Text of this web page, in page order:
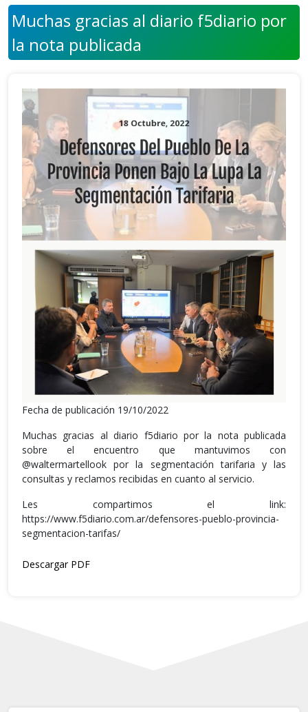
Muchas gracias al diario f5diario por
la nota publicada
Fecha de publicación 19/10/2022
Muchas gracias al diario f5diario por la nota publicada
sobre el encuentro que mantuvimos con
@waltermartellook por la segmentación tarifaria y las
consultas y reclamos recibidas en cuanto al servicio.
Les compartimos el link:
https://www.f5diario.com.ar/defensores-pueblo-provincia-
segmentacion-tarifas/
Descargar PDF